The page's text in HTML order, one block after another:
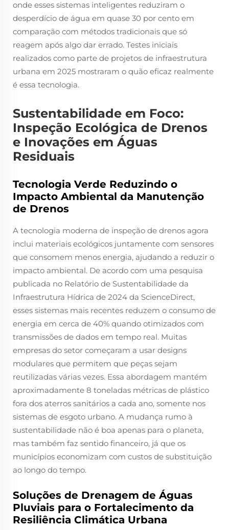
onde esses sistemas inteligentes reduziram o
desperdício de água em quase 30 por cento em
comparação com métodos tradicionais que só
reagem após algo dar errado. Testes iniciais
realizados como parte de projetos de infraestrutura
urbana em 2025 mostraram o quão eficaz realmente
é essa tecnologia.
Sustentabilidade em Foco:
Inspeção Ecológica de Drenos
e Inovações em Águas
Residuais
Tecnologia Verde Reduzindo o
Impacto Ambiental da Manutenção
de Drenos
A tecnologia moderna de inspeção de drenos agora
inclui materiais ecológicos juntamente com sensores
que consomem menos energia, ajudando a reduzir o
impacto ambiental. De acordo com uma pesquisa
publicada no Relatório de Sustentabilidade da
Infraestrutura Hídrica de 2024 da ScienceDirect,
esses sistemas mais recentes reduzem o consumo de
energia em cerca de 40% quando otimizados com
transmissões de dados em tempo real. Muitas
empresas do setor começaram a usar designs
modulares que permitem que peças sejam
reutilizadas várias vezes. Essa abordagem mantém
aproximadamente 8 toneladas métricas de plástico
fora dos aterros sanitários a cada ano, somente nos
sistemas de esgoto urbano. A mudança rumo à
sustentabilidade não é boa apenas para o planeta,
mas também faz sentido financeiro, já que os
municípios economizam com custos de substituição
ao longo do tempo.
Soluções de Drenagem de Águas
Pluviais para o Fortalecimento da
Resiliência Climática Urbana